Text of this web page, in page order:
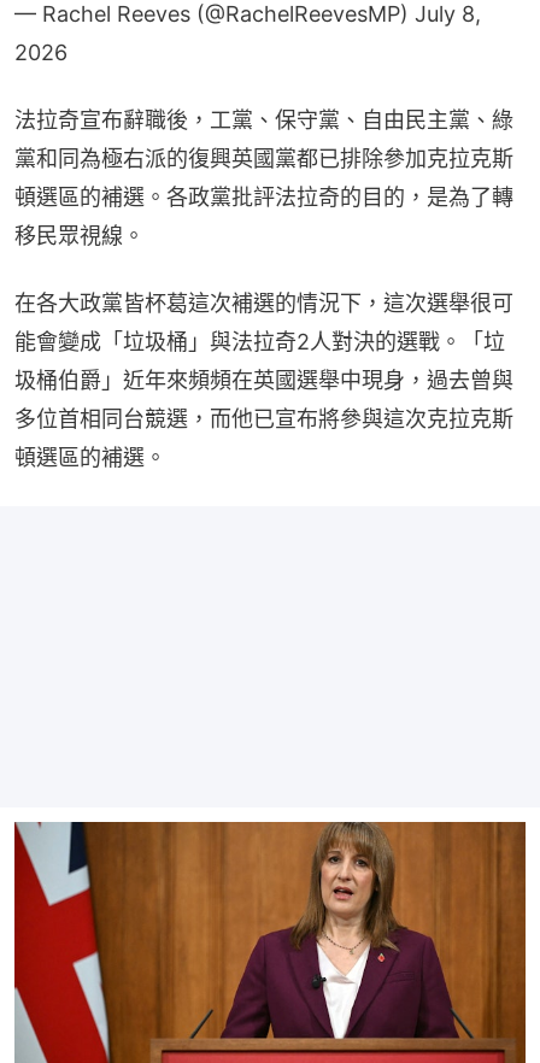
— Rachel Reeves (@RachelReevesMP) July 8,
2026
法拉奇宣布辭職後，工黨、保守黨、自由民主黨、綠
黨和同為極右派的復興英國黨都已排除參加克拉克斯
頓選區的補選。各政黨批評法拉奇的目的，是為了轉
移民眾視線。
在各大政黨皆杯葛這次補選的情況下，這次選舉很可
能會變成「垃圾桶」與法拉奇2人對決的選戰。「垃
圾桶伯爵」近年來頻頻在英國選舉中現身，過去曾與
多位首相同台競選，而他已宣布將參與這次克拉克斯
頓選區的補選。